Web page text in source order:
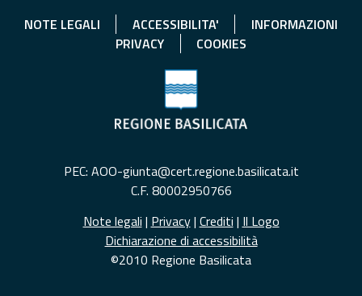
NOTE LEGALI ACCESSIBILITA'
INFORMAZIONI
PRIVACY
COOKIES
PEC: AOO-giunta@cert.regione.basilicata.it
C.F. 80002950766
Note legali | Privacy| Crediti | Il Logo
Dichiarazione di accessibilità
©2010 Regione Basilicata